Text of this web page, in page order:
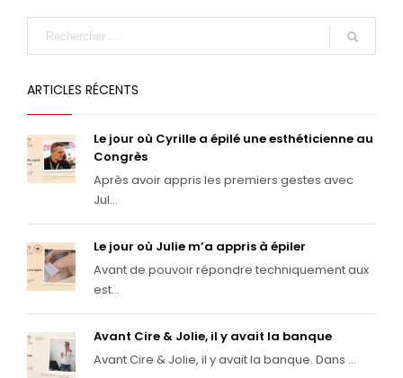
ARTICLES RÉCENTS
Le jour où Cyrille a épilé une esthéticienne au
Congrès
Après avoir appris les premiers gestes avec
Jul...
Le jour où Julie m’a appris à épiler
Avant de pouvoir répondre techniquement aux
est...
Avant Cire & Jolie, il y avait la banque
Avant Cire & Jolie, il y avait la banque. Dans ...